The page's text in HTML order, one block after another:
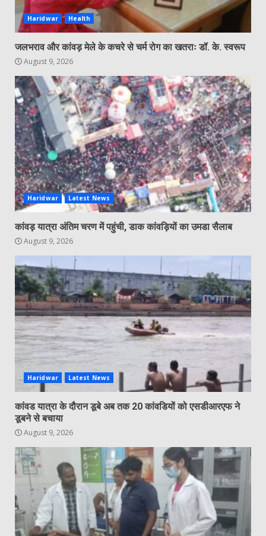
Haridwar Health
जलभराव और कांवड़ मेले के कचरे से चर्म रोग का खतराः डॉ. के. स्वरूप
August 9, 2026
Haridwar Latest News
कांवड़ यात्रा अंतिम चरण में पहुंची, डाक कांवड़ियों का उमडा सैलाब
August 9, 2026
Haridwar Latest News
कांवड यात्रा के दौरान डूबे अब तक 20 कांवडियों को एसडीआरएफ ने
डूबने से बचाया
August 9, 2026